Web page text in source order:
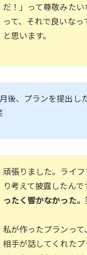
だ！」って尊敬みた
って、それで良いな
と思います。
後、プランを提出し
頑張りました。ライ
り考えて披露したんで
ったく響かなかった。
私が作ったプランっ
相手が話してくれた